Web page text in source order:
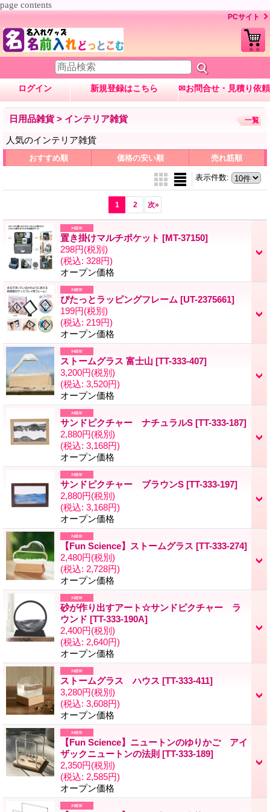
page contents
PCサイト
ログイン 新規登録はこちら ✉お問合せ・見積り依頼
日用品雑貨 > インテリア雑貨
人気のインテリア雑貨
一覧
おすすめ順 価格の安い順 売れ筋順
表示件数:
1 2 次»
置き掛けマルチポケット [MT-37150]
298円(税別)
(税込: 328円)
オープン価格
ぴたっとラッピングフレーム [UT-2375661]
199円(税別)
(税込: 219円)
オープン価格
ストームグラス 富士山 [TT-333-407]
3,200円(税別)
(税込: 3,520円)
オープン価格
サンドピクチャー ナチュラルS [TT-333-187]
2,880円(税別)
(税込: 3,168円)
オープン価格
サンドピクチャー ブラウンS [TT-333-197]
2,880円(税別)
(税込: 3,168円)
オープン価格
【Fun Science】ストームグラス [TT-333-274]
2,480円(税別)
(税込: 2,728円)
オープン価格
砂が作り出すアート☆サンドピクチャー ラ
ウンド [TT-333-190A]
2,400円(税別)
(税込: 2,640円)
オープン価格
ストームグラス ハウス [TT-333-411]
3,280円(税別)
(税込: 3,608円)
オープン価格
【Fun Science】ニュートンのゆりかご アイ
ザックニュートンの法則 [TT-333-189]
2,350円(税別)
(税込: 2,585円)
オープン価格